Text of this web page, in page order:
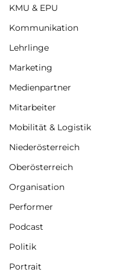
KMU & EPU
Kommunikation
Lehrlinge
Marketing
Medienpartner
Mitarbeiter
Mobilität & Logistik
Niederösterreich
Oberösterreich
Organisation
Performer
Podcast
Politik
Portrait